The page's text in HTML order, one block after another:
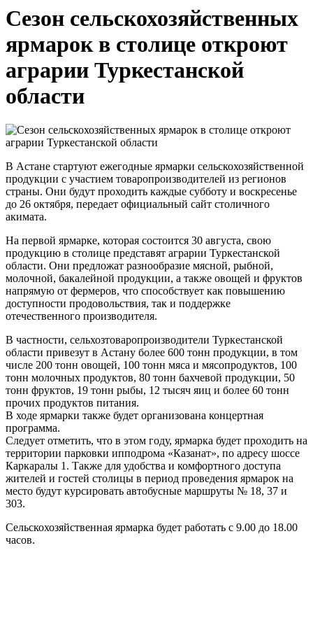
Сезон сельскохозяйственных
ярмарок в столице откроют
аграрии Туркестанской
области
В Астане стартуют ежегодные ярмарки сельскохозяйственной
продукции с участием товаропроизводителей из регионов
страны. Они будут проходить каждые субботу и воскресенье
до 26 октября, передает официальный сайт столичного
акимата.
На первой ярмарке, которая состоится 30 августа, свою
продукцию в столице представят аграрии Туркестанской
области. Они предложат разнообразие мясной, рыбной,
молочной, бакалейной продукции, а также овощей и фруктов
напрямую от фермеров, что способствует как повышению
доступности продовольствия, так и поддержке
отечественного производителя.
В частности, сельхозтоваропроизводители Туркестанской
области привезут в Астану более 600 тонн продукции, в том
числе 200 тонн овощей, 100 тонн мяса и мясопродуктов, 100
тонн молочных продуктов, 80 тонн бахчевой продукции, 50
тонн фруктов, 19 тонн рыбы, 12 тысяч яиц и более 60 тонн
прочих продуктов питания.
В ходе ярмарки также будет организована концертная
программа.
Следует отметить, что в этом году, ярмарка будет проходить на
территории парковки ипподрома «Казанат», по адресу шоссе
Каркаралы 1. Также для удобства и комфортного доступа
жителей и гостей столицы в период проведения ярмарок на
место будут курсировать автобусные маршруты № 18, 37 и
303.
Сельскохозяйственная ярмарка будет работать с 9.00 до 18.00
часов.